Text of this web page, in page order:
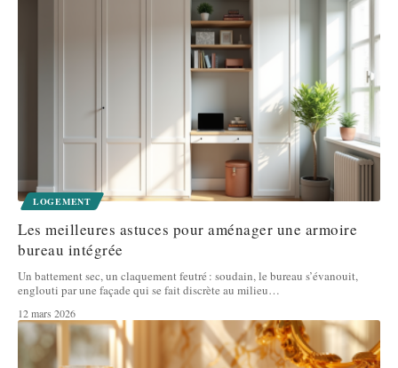
LOGEMENT
Les meilleures astuces pour aménager une armoire
bureau intégrée
Un battement sec, un claquement feutré : soudain, le bureau s’évanouit,
englouti par une façade qui se fait discrète au milieu…
12 mars 2026